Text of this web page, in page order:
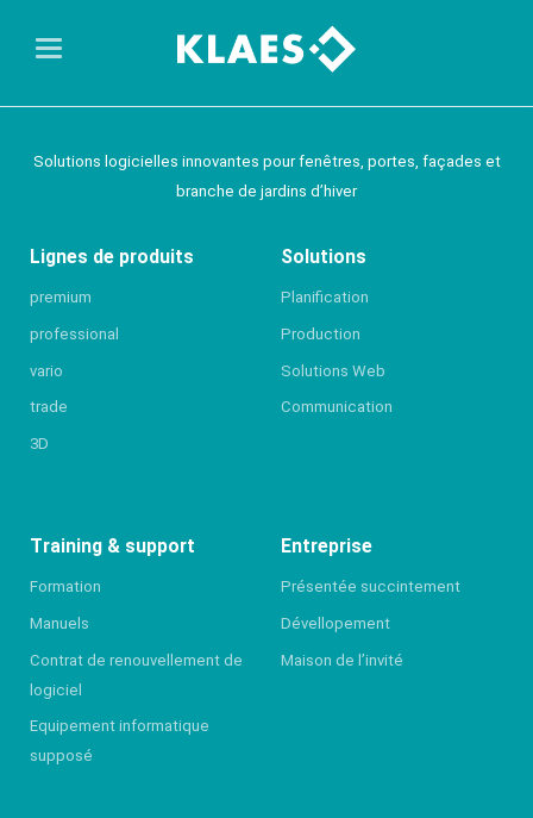
Solutions logicielles innovantes pour fenêtres, portes, façades et
branche de jardins d’hiver
Lignes de produits
premium
professional
vario
trade
3D
Solutions
Planification
Production
Solutions Web
Communication
Training & support
Formation
Manuels
Contrat de renouvellement de
logiciel
Equipement informatique
supposé
Entreprise
Présentée succintement
Dévellopement
Maison de l’invité